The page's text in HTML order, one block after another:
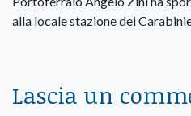
alla locale stazione dei
Lascia un